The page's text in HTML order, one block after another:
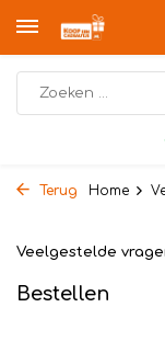
Terug Home
Veelgestelde
Bestellen